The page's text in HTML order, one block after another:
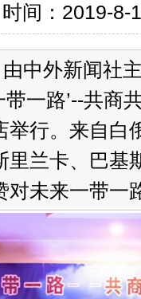
时间：2019-8-
中外新闻社
带一路’--共
举行。来自白
里兰卡、巴基
对未来一带一